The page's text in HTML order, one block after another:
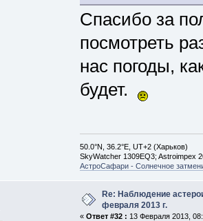
Спасибо за
посмотреть
нас погоды,
будет.
50.0°N, 36.2°E, UT+2 (Харьков)
SkyWatcher 1309EQ3; Astroimpex
АстроСафари - Солнечное
Re: Наблюдение
февраля 2013 г.
« Ответ #32 : 13 Февраля 2013,